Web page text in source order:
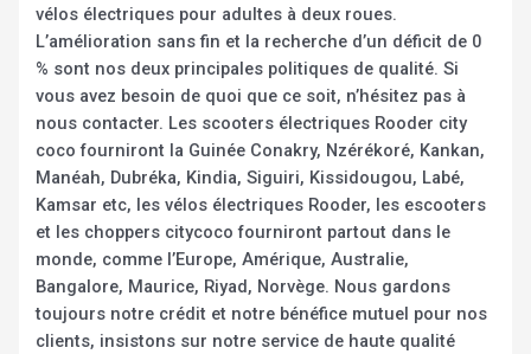
vélos électriques pour adultes à deux roues.
L’amélioration sans fin et la recherche d’un déficit de 0
% sont nos deux principales politiques de qualité. Si
vous avez besoin de quoi que ce soit, n’hésitez pas à
nous contacter. Les scooters électriques Rooder city
coco fourniront la Guinée Conakry, Nzérékoré, Kankan,
Manéah, Dubréka, Kindia, Siguiri, Kissidougou, Labé,
Kamsar etc, les vélos électriques Rooder, les escooters
et les choppers citycoco fourniront partout dans le
monde, comme l’Europe, Amérique, Australie,
Bangalore, Maurice, Riyad, Norvège. Nous gardons
toujours notre crédit et notre bénéfice mutuel pour nos
clients, insistons sur notre service de haute qualité